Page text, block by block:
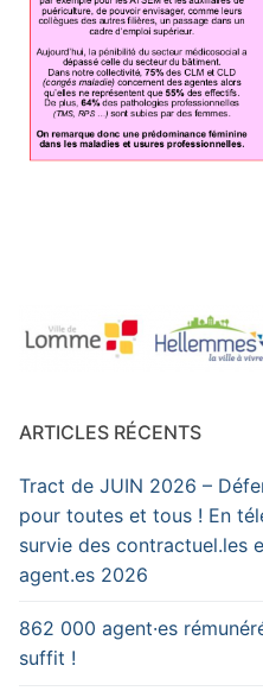
ARTICLES RÉCENTS
Tract de JUIN 2026 –
pour toutes et tous ! En
survie des contractuel.les
agent.es 2026
862 000 agent·es
suffit !